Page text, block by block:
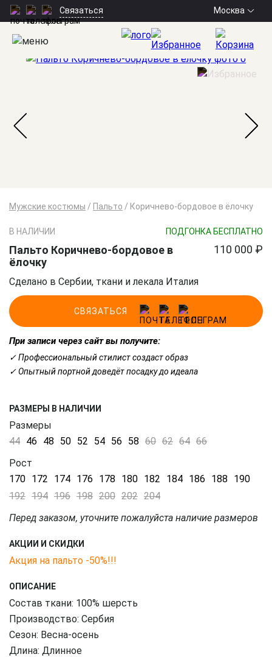
Связаться Москва
Мужские костюмы / Пальто / Коричнево-бордовое в ёлочку
В НАЛИЧИИ ПОДГОНКА БЕСПЛАТНО
Пальто Коричнево-бордовое в
ёлочку
110 000 ₽
Сделано в Сербии, ткани и лекала Италия
СВЯЗАТЬСЯ
При записи через сайт вы получите:
✓ Профессиональный стилист создаст образ
✓ Опытный портной доведёт посадку до идеала
РАЗМЕРЫ В НАЛИЧИИ
Размеры
44 46 48 50 52 54 56 58 60 62 64 66
Рост
170 172 174 176 178 180 182 184 186 188 190
192 194 196 198 200 202 204
Перед заказом, уточните пожалуйста наличие размеров
АКЦИИ И СКИДКИ
Акция на пальто -50%!!!
ОПИСАНИЕ
Состав ткани: 100% шерсть
Производство: Сербия
Сезон: Весна-осень
Длина: Длинное